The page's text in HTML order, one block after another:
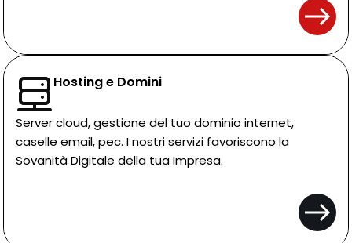
Hosting e Domini
Server cloud, gestione del tuo dominio internet,
caselle email, pec. I nostri servizi favoriscono la
Sovanità Digitale della tua Impresa.